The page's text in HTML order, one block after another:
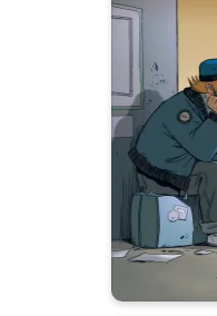
Le
10/05/
Les